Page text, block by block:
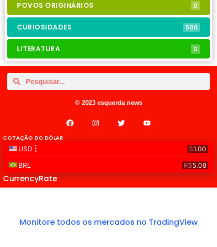
POVOS ORIGINÁRIOS 0
CURIOSIDADES 506
LITERATURA 0
© 2023 esquerda news
COTAÇÃO DO DÓLAR
CurrencyRate
Monitore todos os mercados no TradingView